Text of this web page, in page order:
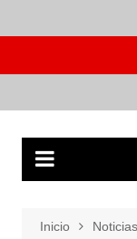
al
Inicio
Noticias